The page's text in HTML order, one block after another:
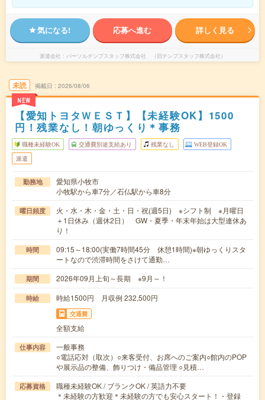
気になる! 応募へ進む 詳しく見る
派遣会社 パーソルテンプスタッフ株式会社 （旧テンプスタッフ株式会社）
未読
NEW
掲載日 2026/08/06
【愛知トヨタＷＥＳＴ】【未経験OK】1500
円！残業なし！朝ゆっくり＊事務
職種未経験OK 交通費別途支給あり 残業なし WEB登録OK
派遣
勤務地
愛知県小牧市
小牧駅から車7分／石仏駅から車8分
曜日頻度
火・水・木・金・土・日・祝(週5日) ※シフト制 ※月曜日
＋1日休み（週休2日） GW・夏季・年末年始は大型連休あ
り！
時間
09:15～18:00(実働7時間45分 休憩1時間)※朝ゆっくりスタ
ートなので渋滞時間をさけて通勤…
期間 2026年09月上旬～長期 ※9月～！
時給 時給1500円 月収例 232,500円
交通費
全額支給
仕事内容
一般事務
○電話応対（取次）○来客受付、お席へのご案内○館内のPOP
や展示品の整備、飾りつけ・備品管理 ○見積…
応募資格
職種未経験OK / ブランクOK / 英語力不要
＊未経験の方歓迎＊未経験の方でも安心スタート！・登録